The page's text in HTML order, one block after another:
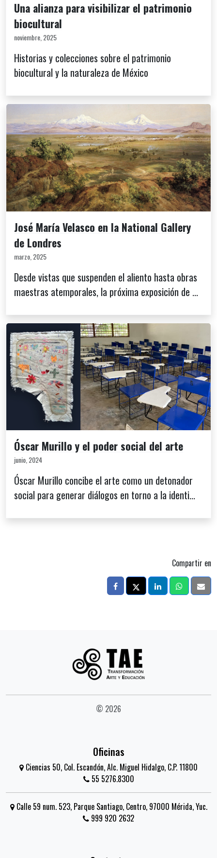
Una alianza para visibilizar el patrimonio
biocultural
noviembre, 2025
Historias y colecciones sobre el patrimonio
biocultural y la naturaleza de México
José María Velasco en la National Gallery
de Londres
marzo, 2025
Desde vistas que suspenden el aliento hasta obras
maestras atemporales, la próxima exposición de ...
Óscar Murillo y el poder social del arte
junio, 2024
Óscar Murillo concibe el arte como un detonador
social para generar diálogos en torno a la identi...
Compartir en
© 2026
Oficinas
Ciencias 50, Col. Escandón, Alc. Miguel Hidalgo, C.P. 11800
55 5276.8300
Calle 59 num. 523, Parque Santiago, Centro, 97000 Mérida, Yuc.
999 920 2632